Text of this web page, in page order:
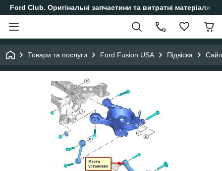
Ford Club. Оригінальні запчастини та витратні матеріали
Товари та послуги Ford Fusion USA Підвіска